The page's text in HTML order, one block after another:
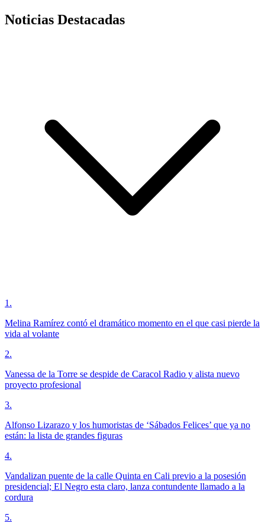
Noticias Destacadas
1 .
Melina Ramírez contó el dramático momento en el que casi pierde la
vida al volante
2.
Vanessa de la Torre se despide de Caracol Radio y alista nuevo
proyecto profesional
3.
Alfonso Lizarazo y los humoristas de ‘Sábados Felices’ que ya no
están: la lista de grandes figuras
4.
Vandalizan puente de la calle Quinta en Cali previo a la posesión
presidencial; El Negro esta claro, lanza contundente llamado a la
cordura
5.